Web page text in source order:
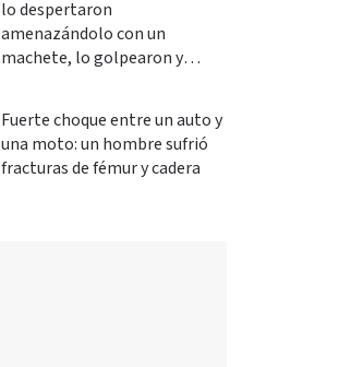
lo despertaron
amenazándolo con un
machete, lo golpearon y
Fuerte choque entre un auto y
una moto: un hombre sufrió
fracturas de fémur y cadera